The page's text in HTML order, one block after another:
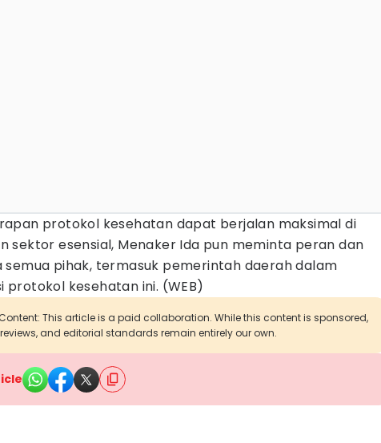
protokol kesehatan dapat berjalan maksimal di
sektor esensial, Menaker Ida pun meminta peran dan
semua pihak, termasuk pemerintah daerah dalam
protokol kesehatan ini. (WEB)
This article is a paid collaboration. While this content is sponsored,
and editorial standards remain entirely our own.